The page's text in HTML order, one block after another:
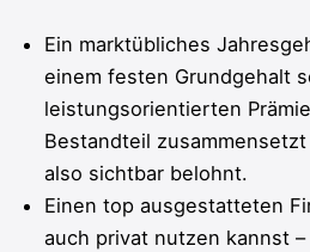
Ein marktübliches
einem festen Grundgehalt
leistungsorientierten
Bestandteil
also sichtbar belohnt.
Einen top ausgestatteten
auch privat nutzen kannst